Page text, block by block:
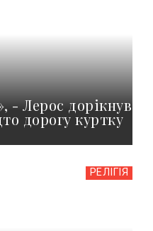
- Лерос дорікнув
дорогу куртку
РЕЛІГІЯ